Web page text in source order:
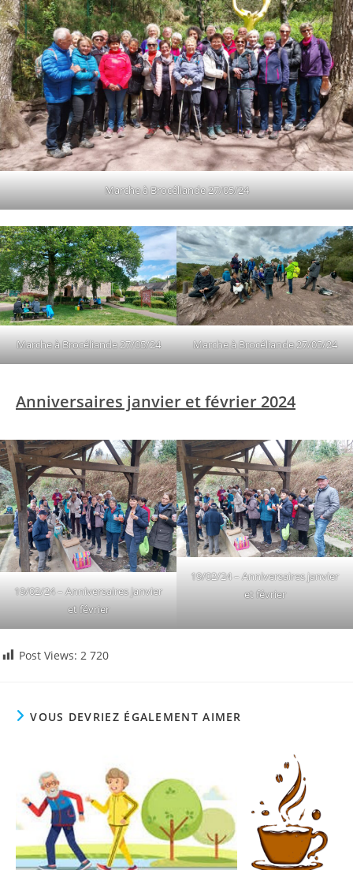
Marche à Brocéliande 27/05/24
Marche à Brocéliande 27/05/24 Marche à Brocéliande 27/05/24
Anniversaires janvier et février 2024
19/02/24 – Anniversaires janvier
et février
19/02/24 – Anniversaires janvier
et février
Post Views: 2 720
VOUS DEVRIEZ ÉGALEMENT AIMER